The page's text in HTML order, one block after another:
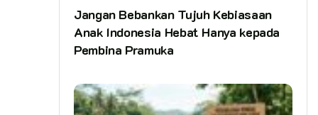
Jangan Bebankan Tujuh Kebiasaan
Anak Indonesia Hebat Hanya kepada
Pembina Pramuka